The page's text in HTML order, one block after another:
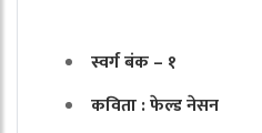
स्वर्ग बंक – १
कविता : फेल्ड नेसन